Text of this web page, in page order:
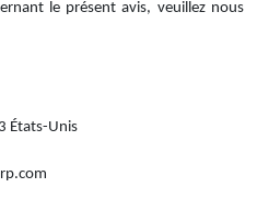
le présent avis, veuillez nous
États-Unis